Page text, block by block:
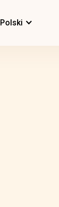
Polski